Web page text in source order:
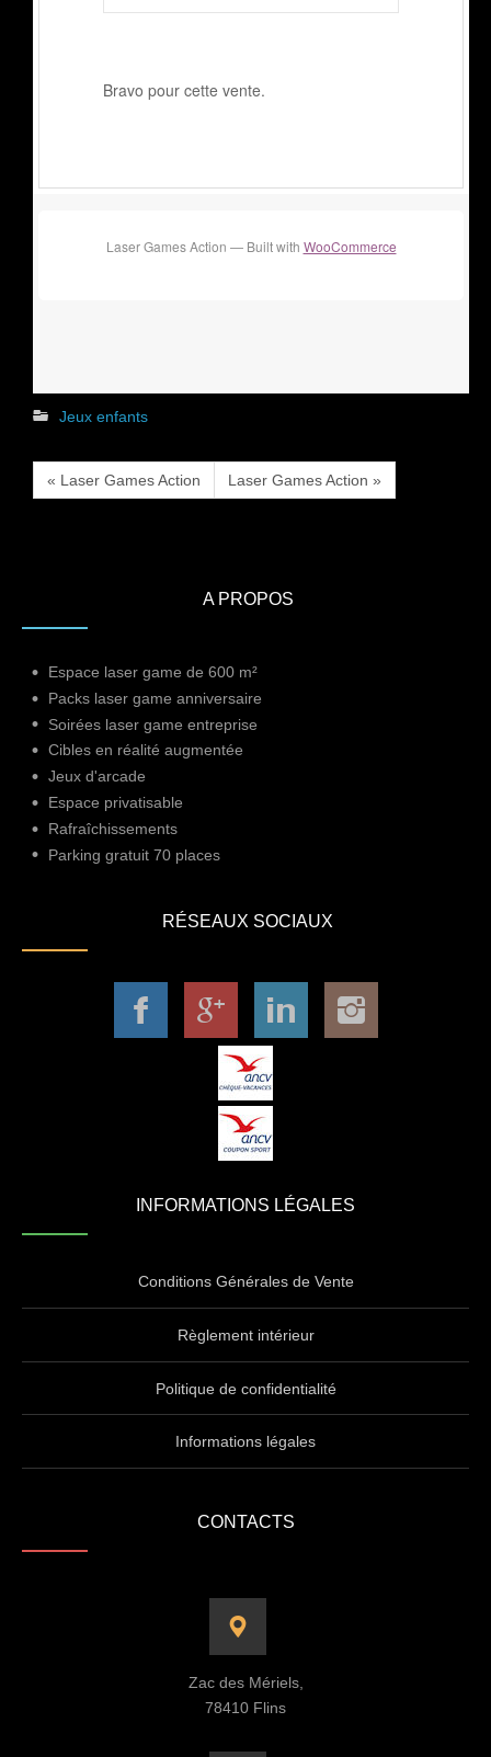
Bravo pour cette vente.
Laser Games Action — Built with WooCommerce
Jeux enfants
« Laser Games Action Laser Games Action »
A PROPOS
Espace laser game de 600 m²
Packs laser game anniversaire
Soirées laser game entreprise
Cibles en réalité augmentée
Jeux d'arcade
Espace privatisable
Rafraîchissements
Parking gratuit 70 places
RÉSEAUX SOCIAUX
INFORMATIONS LÉGALES
Conditions Générales de Vente
Règlement intérieur
Politique de confidentialité
Informations légales
CONTACTS
Zac des Mériels,
78410 Flins